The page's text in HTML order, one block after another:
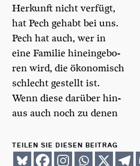
Her­kunft nicht ver­fügt,
hat Pech gehabt bei uns.
Pech hat auch, wer in
eine Fami­lie hin­ein­ge­bo­
ren wird, die öko­no­misch
schlecht gestellt ist.
Wenn die­se dar­über hin­
aus auch noch zu denen
TEILEN SIE DIESEN BEITRAG